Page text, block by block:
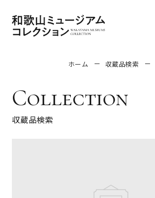
ホーム 収蔵品検索
Collection
収蔵品検索